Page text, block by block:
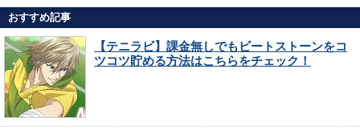
おすすめ記事
【テニラビ】課金無しでもビートストーンをコ
ツコツ貯める方法はこちらをチェック！